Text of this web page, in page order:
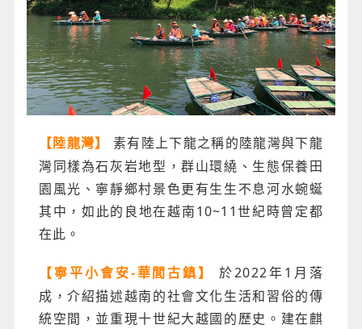
【陸龍灣】
素有陸上下龍之稱的陸龍灣與下龍
灣同樣為石灰岩地型，群山環繞、生態保養田
園風光、寧靜鄉村景色更有生生不息河水蜿蜒
其中，如此的良地在越南10~11世紀時曾定都
在此。
【寧平小會安-華閭古鎮】
於2022年1月落
成，介紹描述越南的社會文化生活和習俗的傳
統空間，並重現十世紀大越國的歷史。建在麒